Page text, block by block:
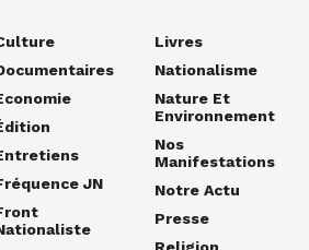
JN
Livres
Nationalisme
Nature Et
Environnement
Nos
Manifestations
Notre Actu
Presse